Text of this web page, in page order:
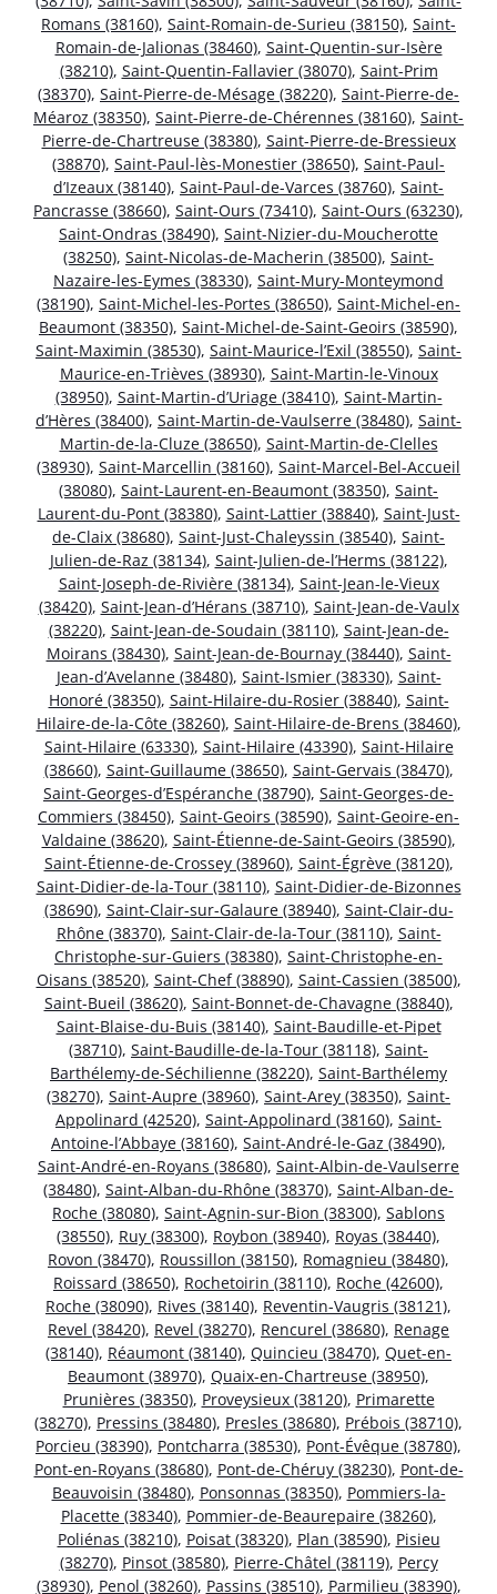
Romans (38160), Saint-Romain-de-Surieu (38150), Saint-
Romain-de-Jalionas (38460), Saint-Quentin-sur-Isère
(38210), Saint-Quentin-Fallavier (38070), Saint-Prim
(38370), Saint-Pierre-de-Mésage (38220), Saint-Pierre-de-
Méaroz (38350), Saint-Pierre-de-Chérennes (38160), Saint-
Pierre-de-Chartreuse (38380), Saint-Pierre-de-Bressieux
(38870), Saint-Paul-lès-Monestier (38650), Saint-Paul-
d’Izeaux (38140), Saint-Paul-de-Varces (38760), Saint-
Pancrasse (38660), Saint-Ours (73410), Saint-Ours (63230),
Saint-Ondras (38490), Saint-Nizier-du-Moucherotte
(38250), Saint-Nicolas-de-Macherin (38500), Saint-
Nazaire-les-Eymes (38330), Saint-Mury-Monteymond
(38190), Saint-Michel-les-Portes (38650), Saint-Michel-en-
Beaumont (38350), Saint-Michel-de-Saint-Geoirs (38590),
Saint-Maximin (38530), Saint-Maurice-l’Exil (38550), Saint-
Maurice-en-Trièves (38930), Saint-Martin-le-Vinoux
(38950), Saint-Martin-d’Uriage (38410), Saint-Martin-
d’Hères (38400), Saint-Martin-de-Vaulserre (38480), Saint-
Martin-de-la-Cluze (38650), Saint-Martin-de-Clelles
(38930), Saint-Marcellin (38160), Saint-Marcel-Bel-Accueil
(38080), Saint-Laurent-en-Beaumont (38350), Saint-
Laurent-du-Pont (38380), Saint-Lattier (38840), Saint-Just-
de-Claix (38680), Saint-Just-Chaleyssin (38540), Saint-
Julien-de-Raz (38134), Saint-Julien-de-l’Herms (38122),
Saint-Joseph-de-Rivière (38134), Saint-Jean-le-Vieux
(38420), Saint-Jean-d’Hérans (38710), Saint-Jean-de-Vaulx
(38220), Saint-Jean-de-Soudain (38110), Saint-Jean-de-
Moirans (38430), Saint-Jean-de-Bournay (38440), Saint-
Jean-d’Avelanne (38480), Saint-Ismier (38330), Saint-
Honoré (38350), Saint-Hilaire-du-Rosier (38840), Saint-
Hilaire-de-la-Côte (38260), Saint-Hilaire-de-Brens (38460),
Saint-Hilaire (63330), Saint-Hilaire (43390), Saint-Hilaire
(38660), Saint-Guillaume (38650), Saint-Gervais (38470),
Saint-Georges-d’Espéranche (38790), Saint-Georges-de-
Commiers (38450), Saint-Geoirs (38590), Saint-Geoire-en-
Valdaine (38620), Saint-Étienne-de-Saint-Geoirs (38590),
Saint-Étienne-de-Crossey (38960), Saint-Égrève (38120),
Saint-Didier-de-la-Tour (38110), Saint-Didier-de-Bizonnes
(38690), Saint-Clair-sur-Galaure (38940), Saint-Clair-du-
Rhône (38370), Saint-Clair-de-la-Tour (38110), Saint-
Christophe-sur-Guiers (38380), Saint-Christophe-en-
Oisans (38520), Saint-Chef (38890), Saint-Cassien (38500),
Saint-Bueil (38620), Saint-Bonnet-de-Chavagne (38840),
Saint-Blaise-du-Buis (38140), Saint-Baudille-et-Pipet
(38710), Saint-Baudille-de-la-Tour (38118), Saint-
Barthélemy-de-Séchilienne (38220), Saint-Barthélemy
(38270), Saint-Aupre (38960), Saint-Arey (38350), Saint-
Appolinard (42520), Saint-Appolinard (38160), Saint-
Antoine-l’Abbaye (38160), Saint-André-le-Gaz (38490),
Saint-André-en-Royans (38680), Saint-Albin-de-Vaulserre
(38480), Saint-Alban-du-Rhône (38370), Saint-Alban-de-
Roche (38080), Saint-Agnin-sur-Bion (38300), Sablons
(38550), Ruy (38300), Roybon (38940), Royas (38440),
Rovon (38470), Roussillon (38150), Romagnieu (38480),
Roissard (38650), Rochetoirin (38110), Roche (42600),
Roche (38090), Rives (38140), Reventin-Vaugris (38121),
Revel (38420), Revel (38270), Rencurel (38680), Renage
(38140), Réaumont (38140), Quincieu (38470), Quet-en-
Beaumont (38970), Quaix-en-Chartreuse (38950),
Prunières (38350), Proveysieux (38120), Primarette
(38270), Pressins (38480), Presles (38680), Prébois (38710),
Porcieu (38390), Pontcharra (38530), Pont-Évêque (38780),
Pont-en-Royans (38680), Pont-de-Chéruy (38230), Pont-de-
Beauvoisin (38480), Ponsonnas (38350), Pommiers-la-
Placette (38340), Pommier-de-Beaurepaire (38260),
Poliénas (38210), Poisat (38320), Plan (38590), Pisieu
(38270), Pinsot (38580), Pierre-Châtel (38119), Percy
(38930), Penol (38260), Passins (38510), Parmilieu (38390),